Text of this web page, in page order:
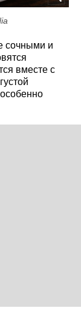
сочными и
вместе с